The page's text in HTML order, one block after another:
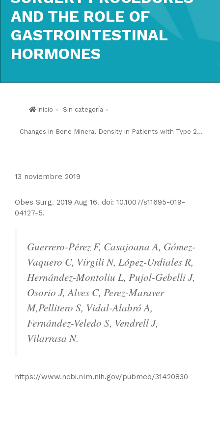
AND THE ROLE OF
GASTROINTESTINAL
HORMONES
Inicio » Sin categoría »
Changes in Bone Mineral Density in Patients with Type 2...
13 noviembre 2019
Obes Surg. 2019 Aug 16. doi: 10.1007/s11695-019-
04127-5.
Guerrero-Pérez F, Casajoana A, Gómez-
Vaquero C, Virgili N, López-Urdiales R,
Hernández-Montoliu L, Pujol-Gebelli J,
Osorio J, Alves C, Perez-Maraver
M,Pellitero S, Vidal-Alabró A,
Fernández-Veledo S, Vendrell J,
Vilarrasa N.
https://www.ncbi.nlm.nih.gov/pubmed/31420830